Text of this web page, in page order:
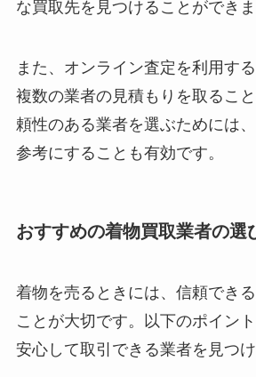
な買取先を見つけることができま
また、オンライン査定を利用す
複数の業者の見積もりを取るこ
頼性のある業者を選ぶためには
参考にすることも有効です。
おすすめの着物買取業者の選
着物を売るときには、信頼でき
ことが大切です。以下のポイント
安心して取引できる業者を見つけ